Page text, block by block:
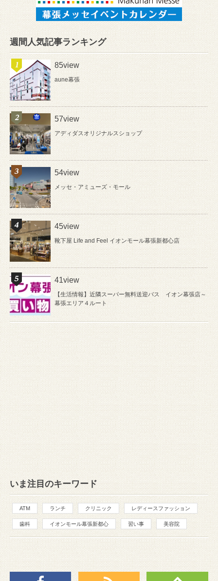
週間人気記事ランキング
85view
aune幕張
57view
アディダスオリジナルスショップ
54view
メッセ・アミューズ・モール
45view
靴下屋 Life and Feel イオンモール幕張新都心店
41view
【生活情報】近隣スーパー無料送迎バス イオン幕張店～
幕張エリア４ルート
いま注目のキーワード
ATM ランチ クリニック レディースファッション
歯科 イオンモール幕張新都心 習い事 美容院